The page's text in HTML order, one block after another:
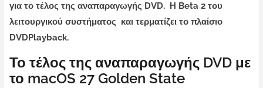
για το τέλος της αναπαραγωγής DVD. Η Beta 2 του
λειτουργικού συστήματος και τερματίζει το πλαίσιο
DVDPlayback.
Το τέλος της αναπαραγωγής DVD με
το macOS 27 Golden State